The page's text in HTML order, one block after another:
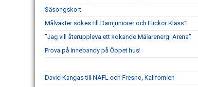
Säsongskort
Målvakter sökes till Damjuniorer och Flickor Klass1
”Jag vill återuppleva ett kokande Mälarenergi Arena”
Prova på innebandy på Öppet hus!
David Kangas till NAFL och Fresno, Kalifornien